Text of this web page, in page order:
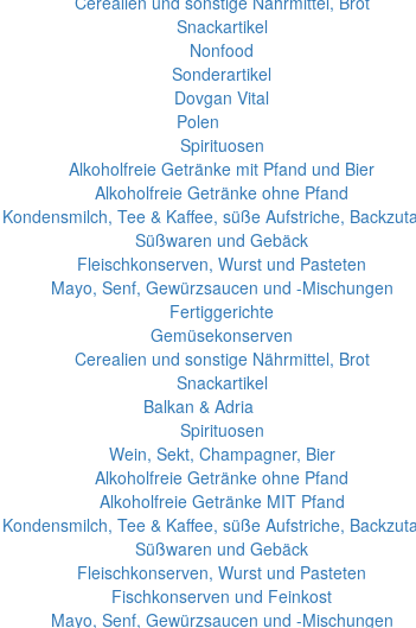
Snackartikel
Nonfood
Sonderartikel
Dovgan Vital
Polen
Spirituosen
Alkoholfreie Getränke mit Pfand und Bier
Alkoholfreie Getränke ohne Pfand
Kondensmilch, Tee & Kaffee, süße Aufstriche,
Süßwaren und Gebäck
Fleischkonserven, Wurst und Pasteten
Mayo, Senf, Gewürzsaucen und -Mischungen
Fertiggerichte
Gemüsekonserven
Cerealien und sonstige Nährmittel, Brot
Snackartikel
Balkan & Adria
Spirituosen
Wein, Sekt, Champagner, Bier
Alkoholfreie Getränke ohne Pfand
Alkoholfreie Getränke MIT Pfand
Kondensmilch, Tee & Kaffee, süße Aufstriche,
Süßwaren und Gebäck
Fleischkonserven, Wurst und Pasteten
Fischkonserven und Feinkost
Mayo, Senf, Gewürzsaucen und -Mischungen